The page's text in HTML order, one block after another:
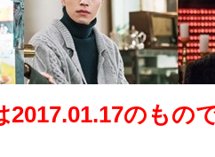
2017.01.17のもの